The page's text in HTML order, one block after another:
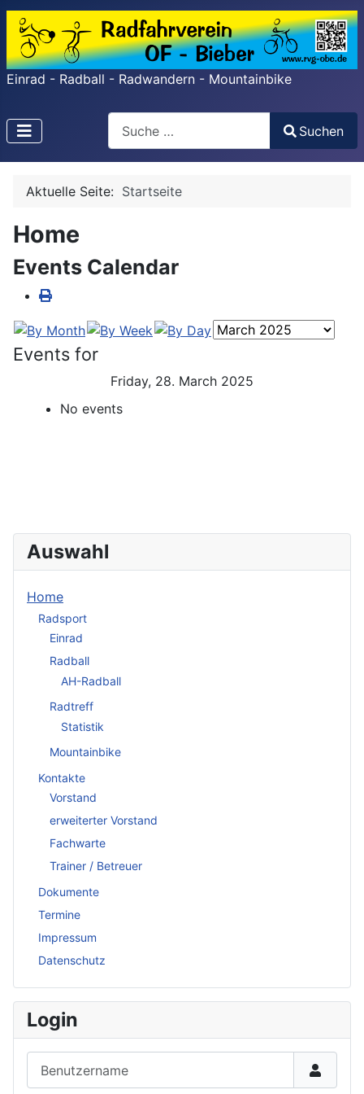
Einrad - Radball - Radwandern - Mountainbike
Search
Type 2 or more characters for results.
Suchen
Aktuelle Seite: Startseite
Home
Events Calendar
Events for
Friday, 28. March 2025
No events
Auswahl
Home
Radsport
Einrad
Radball
AH-Radball
Radtreff
Statistik
Mountainbike
Kontakte
Vorstand
erweiterter Vorstand
Fachwarte
Trainer / Betreuer
Dokumente
Termine
Impressum
Datenschutz
Login